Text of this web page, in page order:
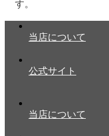
当店について
公式サイト
当店について